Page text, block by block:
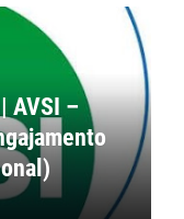
AVSI –